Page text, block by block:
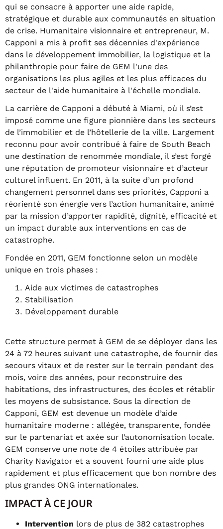
qui se consacre à apporter une aide rapide,
stratégique et durable aux communautés en situation
de crise. Humanitaire visionnaire et entrepreneur, M.
Capponi a mis à profit ses décennies d'expérience
dans le développement immobilier, la logistique et la
philanthropie pour faire de GEM l'une des
organisations les plus agiles et les plus efficaces du
secteur de l'aide humanitaire à l'échelle mondiale.
La carrière de Capponi a débuté à Miami, où il s’est
imposé comme une figure pionnière dans les secteurs
de l’immobilier et de l’hôtellerie de la ville. Largement
reconnu pour avoir contribué à faire de South Beach
une destination de renommée mondiale, il s’est forgé
une réputation de promoteur visionnaire et d’acteur
culturel influent. En 2011, à la suite d’un profond
changement personnel dans ses priorités, Capponi a
réorienté son énergie vers l’action humanitaire, animé
par la mission d’apporter rapidité, dignité, efficacité et
un impact durable aux interventions en cas de
catastrophe.
Fondée en 2011, GEM fonctionne selon un modèle
unique en trois phases :
Aide aux victimes de catastrophes
Stabilisation
Développement durable
Cette structure permet à GEM de se déployer dans les
24 à 72 heures suivant une catastrophe, de fournir des
secours vitaux et de rester sur le terrain pendant des
mois, voire des années, pour reconstruire des
habitations, des infrastructures, des écoles et rétablir
les moyens de subsistance. Sous la direction de
Capponi, GEM est devenue un modèle d’aide
humanitaire moderne : allégée, transparente, fondée
sur le partenariat et axée sur l’autonomisation locale.
GEM conserve une note de 4 étoiles attribuée par
Charity Navigator et a souvent fourni une aide plus
rapidement et plus efficacement que bon nombre des
plus grandes ONG internationales.
IMPACT À CE JOUR
Intervention lors de plus de 382 catastrophes